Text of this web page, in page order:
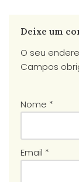
Deixe um
O seu
Campos
Nome *
Email *